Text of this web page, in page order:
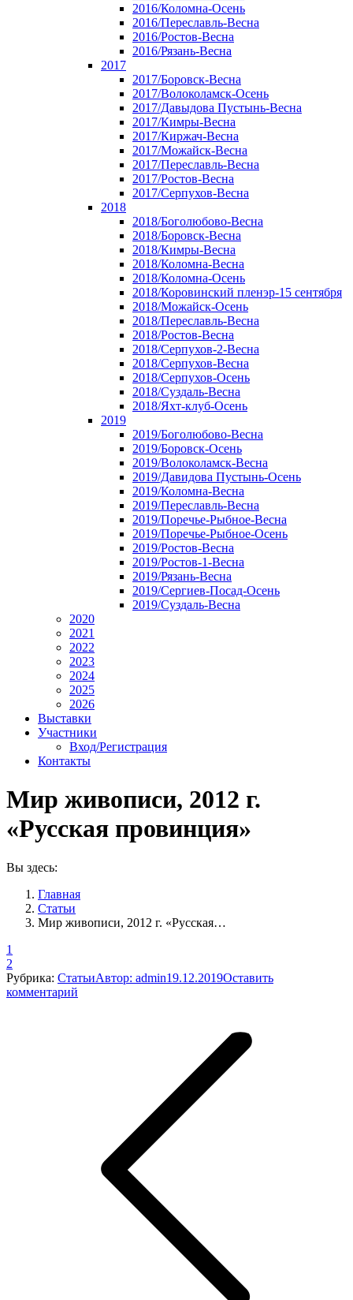
2016/Коломна-Осень
2016/Переславль-Весна
2016/Ростов-Весна
2016/Рязань-Весна
2017
2017/Боровск-Весна
2017/Волоколамск-Осень
2017/Давыдова Пустынь-Весна
2017/Кимры-Весна
2017/Киржач-Весна
2017/Можайск-Весна
2017/Переславль-Весна
2017/Ростов-Весна
2017/Серпухов-Весна
2018
2018/Боголюбово-Весна
2018/Боровск-Весна
2018/Кимры-Весна
2018/Коломна-Весна
2018/Коломна-Осень
2018/Коровинский пленэр-15 сентября
2018/Можайск-Осень
2018/Переславль-Весна
2018/Ростов-Весна
2018/Серпухов-2-Весна
2018/Серпухов-Весна
2018/Серпухов-Осень
2018/Суздаль-Весна
2018/Яхт-клуб-Осень
2019
2019/Боголюбово-Весна
2019/Боровск-Осень
2019/Волоколамск-Весна
2019/Давидова Пустынь-Осень
2019/Коломна-Весна
2019/Переславль-Весна
2019/Поречье-Рыбное-Весна
2019/Поречье-Рыбное-Осень
2019/Ростов-Весна
2019/Ростов-1-Весна
2019/Рязань-Весна
2019/Сергиев-Посад-Осень
2019/Суздаль-Весна
2020
2021
2022
2023
2024
2025
2026
Выставки
Участники
Вход/Регистрация
Контакты
Мир живописи, 2012 г.
«Русская провинция»
Вы здесь:
Главная
Статьи
Мир живописи, 2012 г. «Русская…
1
2
Рубрика: СтатьиАвтор: admin19.12.2019Оставить
комментарий